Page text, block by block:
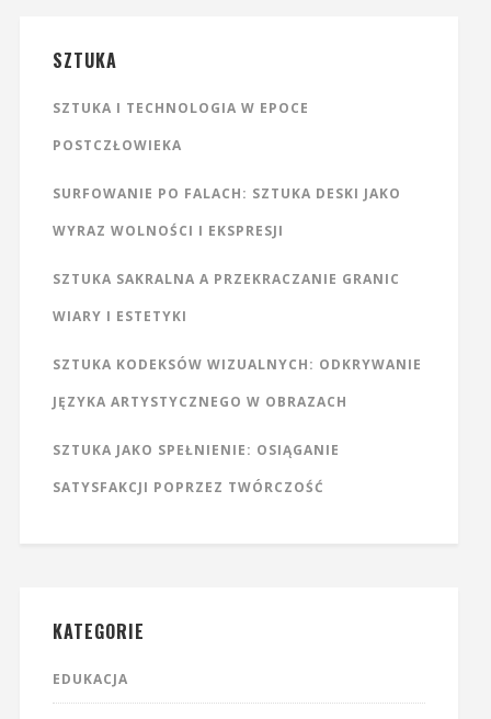
SZTUKA
SZTUKA I TECHNOLOGIA W EPOCE
POSTCZŁOWIEKA
SURFOWANIE PO FALACH: SZTUKA DESKI JAKO
WYRAZ WOLNOŚCI I EKSPRESJI
SZTUKA SAKRALNA A PRZEKRACZANIE GRANIC
WIARY I ESTETYKI
SZTUKA KODEKSÓW WIZUALNYCH: ODKRYWANIE
JĘZYKA ARTYSTYCZNEGO W OBRAZACH
SZTUKA JAKO SPEŁNIENIE: OSIĄGANIE
SATYSFAKCJI POPRZEZ TWÓRCZOŚĆ
KATEGORIE
EDUKACJA